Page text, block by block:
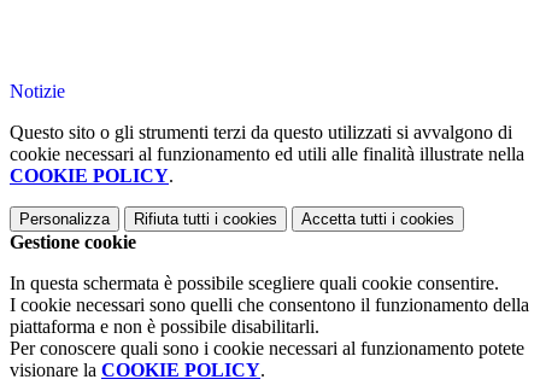
Notizie
Questo sito o gli strumenti terzi da questo utilizzati si avvalgono di
cookie necessari al funzionamento ed utili alle finalità illustrate nella
COOKIE POLICY.
Personalizza Rifiuta tutti i cookies Accetta tutti i cookies
Gestione cookie
In questa schermata è possibile scegliere quali cookie consentire.
I cookie necessari sono quelli che consentono il funzionamento della
piattaforma e non è possibile disabilitarli.
Per conoscere quali sono i cookie necessari al funzionamento potete
visionare la COOKIE POLICY.